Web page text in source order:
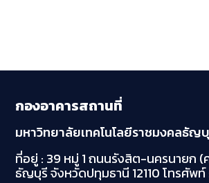
กองอาคารสถานที่
มหาวิทยาลัยเทคโนโลยีราชมงคลธัญ
ที่อยู่ : 39 หมู่ 1 ถนนรังสิต-นครนายก
ธัญบุรี จังหวัดปทุมธานี 12110โทรศัพ